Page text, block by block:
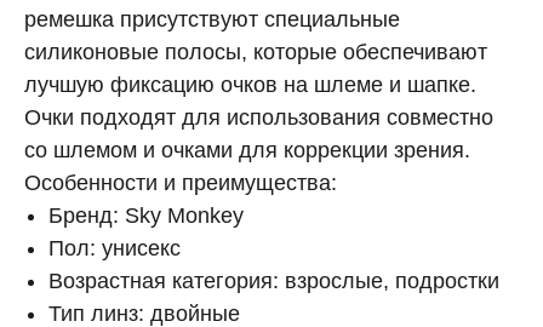
ремешка присутствуют специальные
силиконовые полосы, которые обеспечивают
лучшую фиксацию очков на шлеме и шапке.
Очки подходят для использования совместно
со шлемом и очками для коррекции зрения.
Особенности и преимущества:
Бренд: Sky Monkey
Пол: унисекс
Возрастная категория: взрослые, подростки
Тип линз: двойные